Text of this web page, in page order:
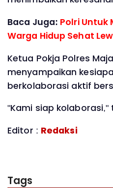
Baca Juga: Polri Untuk
Warga Hidup Sehat
Ketua Pokja Polres
menyampaikan
berkolaborasi aktif
"Kami siap kolaborasi,"
Editor : Redaksi
Tags